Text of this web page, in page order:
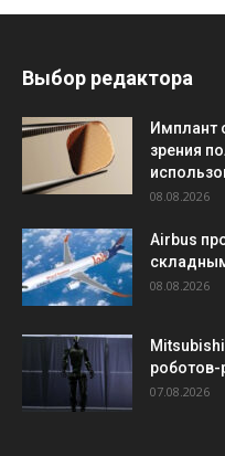
Выбор редактора
Имплант
зрения
08.08.2026
Airbus
08.08.2026
роботов-
07.08.2026